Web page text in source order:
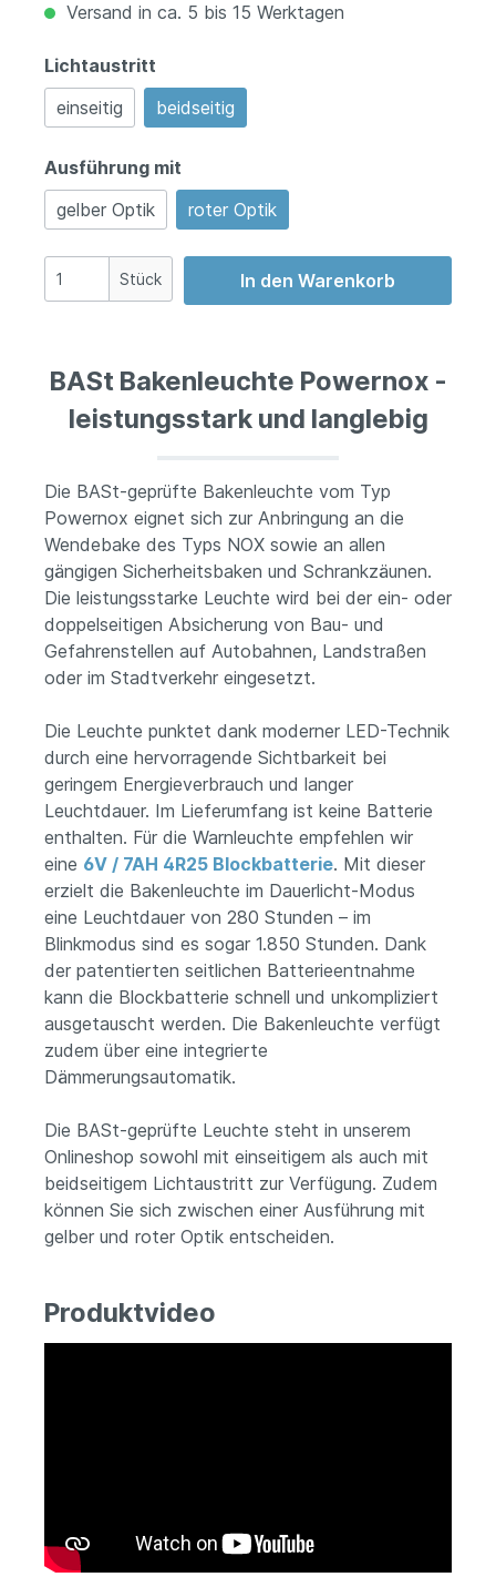
Versand in ca. 5 bis 15 Werktagen
Lichtaustritt
einseitig
beidseitig
Ausführung mit
gelber Optik
roter Optik
Stück In den Warenkorb
BASt Bakenleuchte Powernox -
leistungsstark und langlebig
Die BASt-geprüfte Bakenleuchte vom Typ
Powernox eignet sich zur Anbringung an die
Wendebake des Typs NOX sowie an allen
gängigen Sicherheitsbaken und Schrankzäunen.
Die leistungsstarke Leuchte wird bei der ein- oder
doppelseitigen Absicherung von Bau- und
Gefahrenstellen auf Autobahnen, Landstraßen
oder im Stadtverkehr eingesetzt.
Die Leuchte punktet dank moderner LED-Technik
durch eine hervorragende Sichtbarkeit bei
geringem Energieverbrauch und langer
Leuchtdauer. Im Lieferumfang ist keine Batterie
enthalten. Für die Warnleuchte empfehlen wir
eine 6V / 7AH 4R25 Blockbatterie. Mit dieser
erzielt die Bakenleuchte im Dauerlicht-Modus
eine Leuchtdauer von 280 Stunden – im
Blinkmodus sind es sogar 1.850 Stunden. Dank
der patentierten seitlichen Batterieentnahme
kann die Blockbatterie schnell und unkompliziert
ausgetauscht werden. Die Bakenleuchte verfügt
zudem über eine integrierte
Dämmerungsautomatik.
Die BASt-geprüfte Leuchte steht in unserem
Onlineshop sowohl mit einseitigem als auch mit
beidseitigem Lichtaustritt zur Verfügung. Zudem
können Sie sich zwischen einer Ausführung mit
gelber und roter Optik entscheiden.
Produktvideo